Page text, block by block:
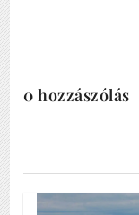
0 hozzászólás